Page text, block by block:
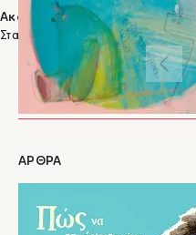
προσχολικών βιβλίων με ήρωα τον
πανεπιστήμιο, και έχει εργαστεί πάνω
μήκους, μουσικά βίντεο, και
περισσότερες από 35 γλώσσες σε όλο
Νίνα. Περισσότερα για τον Benji Davies
Ακόμα παιδί
Σταυρούλα Παγώνα
ΑΡΘΡΑ